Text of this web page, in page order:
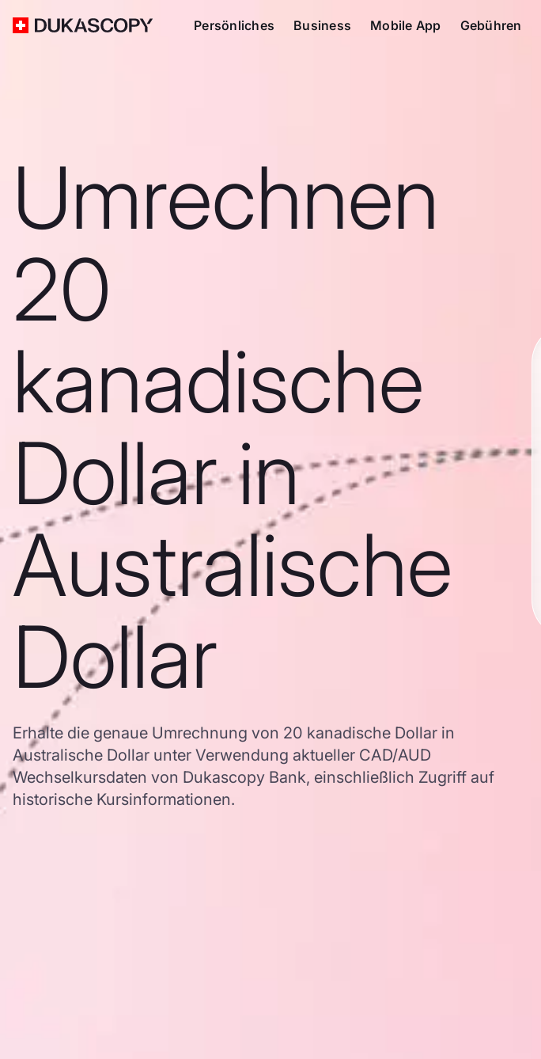
Persönliches Business Mobile App Gebühren
Umrechnen
20
kanadische
Dollar in
Australische
Dollar
Erhalte die genaue Umrechnung von 20 kanadische Dollar in
Australische Dollar unter Verwendung aktueller CAD/AUD
Wechselkursdaten von Dukascopy Bank, einschließlich Zugriff auf
historische Kursinformationen.